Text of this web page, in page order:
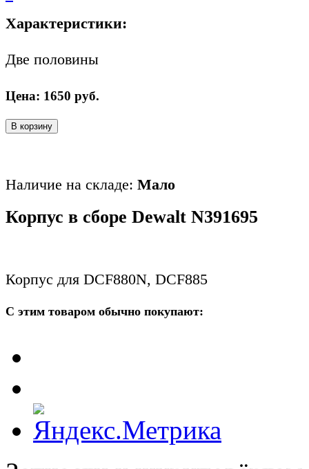
Характеристики:
Две половины
Цена: 1650 руб.
В корзину
Наличие на складе: Мало
Корпус в сборе Dewalt N391695
Корпус для DCF880N, DCF885
С этим товаром обычно покупают: